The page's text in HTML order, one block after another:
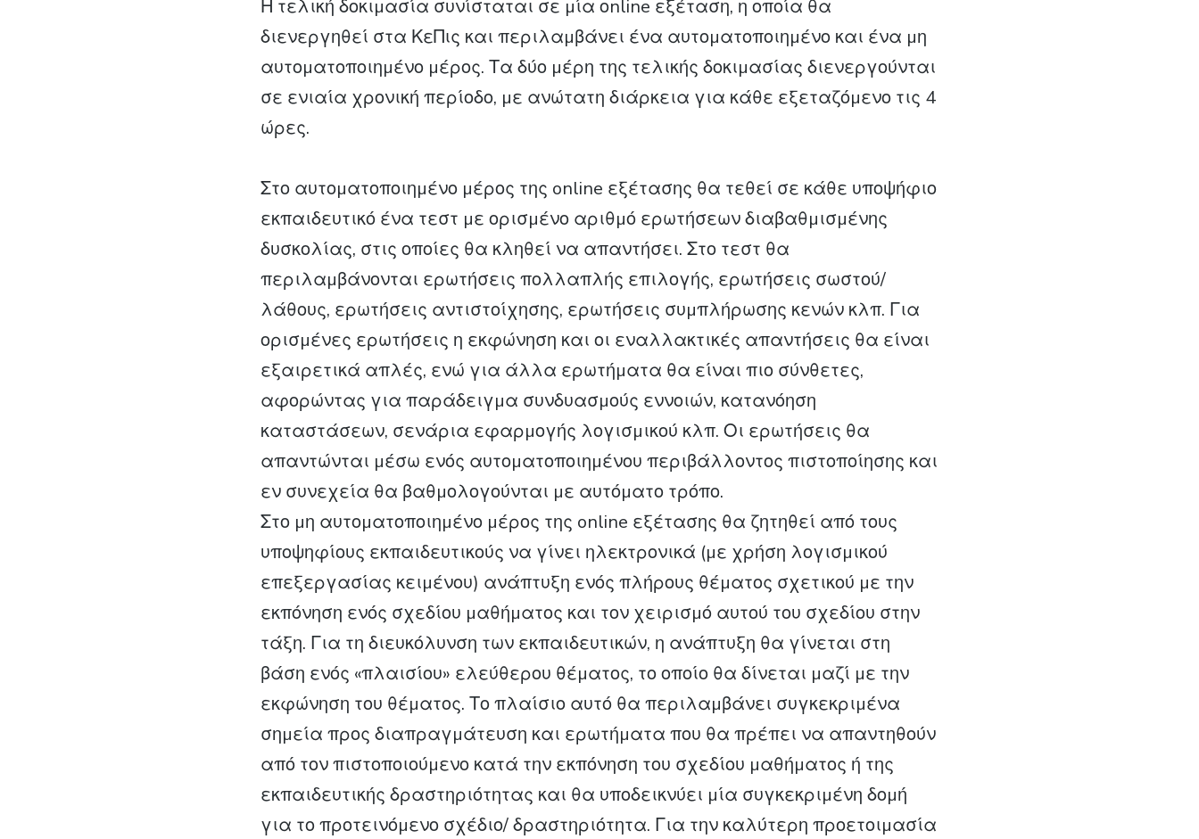
Η τελική δοκιµασία συνίσταται σε µία οnline εξέταση, η οποία θα
διενεργηθεί στα ΚεΠις και περιλαµβάνει ένα αυτοµατοποιηµένο και ένα µη
αυτοµατοποιηµένο µέρος. Τα δύο µέρη της τελικής δοκιµασίας διενεργούνται
σε ενιαία χρονική περίοδο, µε ανώτατη διάρκεια για κάθε εξεταζόµενο τις 4
ώρες.
Στο αυτοµατοποιηµένο µέρος της online εξέτασης θα τεθεί σε κάθε υποψήφιο
εκπαιδευτικό ένα τεστ µε ορισµένο αριθµό ερωτήσεων διαβαθµισµένης
δυσκολίας, στις οποίες θα κληθεί να απαντήσει. Στο τεστ θα
περιλαµβάνονται ερωτήσεις πολλαπλής επιλογής, ερωτήσεις σωστού/
λάθους, ερωτήσεις αντιστοίχησης, ερωτήσεις συµπλήρωσης κενών κλπ. Για
ορισµένες ερωτήσεις η εκφώνηση και οι εναλλακτικές απαντήσεις θα είναι
εξαιρετικά απλές, ενώ για άλλα ερωτήµατα θα είναι πιο σύνθετες,
αφορώντας για παράδειγµα συνδυασµούς εννοιών, κατανόηση
καταστάσεων, σενάρια εφαρµογής λογισµικού κλπ. Οι ερωτήσεις θα
απαντώνται µέσω ενός αυτοµατοποιηµένου περιβάλλοντος πιστοποίησης και
εν συνεχεία θα βαθµολογούνται µε αυτόµατο τρόπο.
Στο µη αυτοµατοποιηµένο µέρος της online εξέτασης θα ζητηθεί από τους
υποψηφίους εκπαιδευτικούς να γίνει ηλεκτρονικά (µε χρήση λογισµικού
επεξεργασίας κειµένου) ανάπτυξη ενός πλήρους θέµατος σχετικού µε την
εκπόνηση ενός σχεδίου µαθήµατος και τον χειρισµό αυτού του σχεδίου στην
τάξη. Για τη διευκόλυνση των εκπαιδευτικών, η ανάπτυξη θα γίνεται στη
βάση ενός «πλαισίου» ελεύθερου θέµατος, το οποίο θα δίνεται µαζί µε την
εκφώνηση του θέµατος. Το πλαίσιο αυτό θα περιλαµβάνει συγκεκριµένα
σηµεία προς διαπραγµάτευση και ερωτήµατα που θα πρέπει να απαντηθούν
από τον πιστοποιούµενο κατά την εκπόνηση του σχεδίου µαθήµατος ή της
εκπαιδευτικής δραστηριότητας και θα υποδεικνύει µία συγκεκριµένη δοµή
για το προτεινόµενο σχέδιο/ δραστηριότητα. Για την καλύτερη προετοιµασία